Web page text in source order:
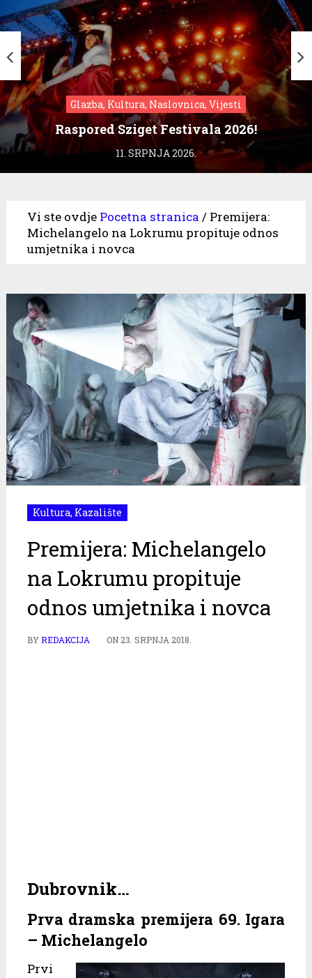
Glazba, Kultura, Naslovnica, Vijesti
Raspored Sziget Festivala 2026!
11. SRPNJA 2026.
Vi ste ovdje Pocetna stranica / Premijera:
Michelangelo na Lokrumu propituje odnos
umjetnika i novca
Kultura, Kazalište
Premijera: Michelangelo
na Lokrumu propituje
odnos umjetnika i novca
BYREDAKCIJA ON 23. SRPNJA 2018.
Dubrovnik…
Prva dramska premijera 69. Igara
– Michelangelo
Prvi